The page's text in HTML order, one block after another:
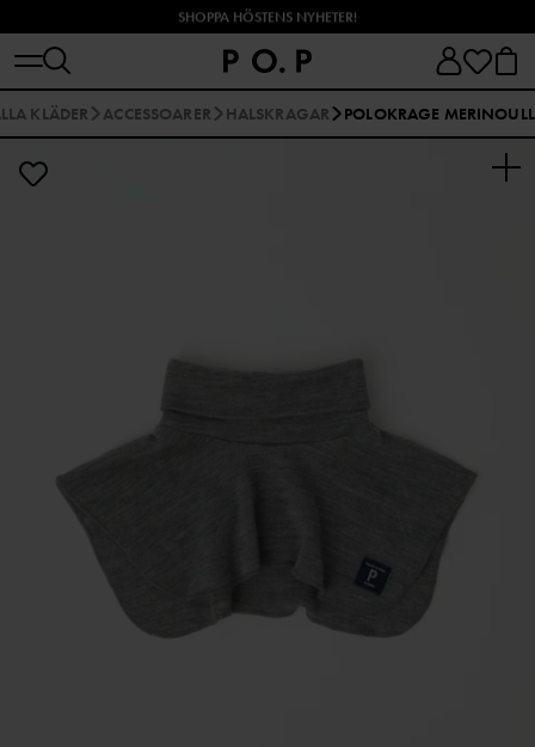
SHOPPA HÖSTENS NYHETER!
KLÄDER ACCESSOARER HALSKRAGAR POLOKRAGE MERINOULL